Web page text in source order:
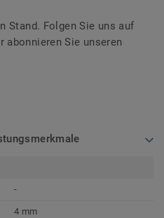
Stand. Folgen Sie uns auf
abonnieren Sie unseren
-
4 mm